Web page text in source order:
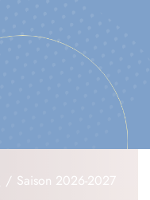
Saison 2026-2027